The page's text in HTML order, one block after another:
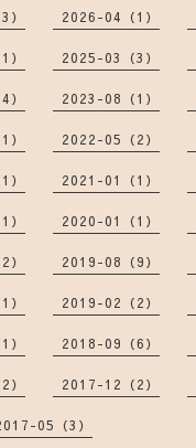
2026-04（1）
2025-03（3）
2023-08（1）
2022-05（2）
2021-01（1）
2020-01（1）
2019-08（9）
2019-02（2）
2018-09（6）
2017-12（2）
05（3）